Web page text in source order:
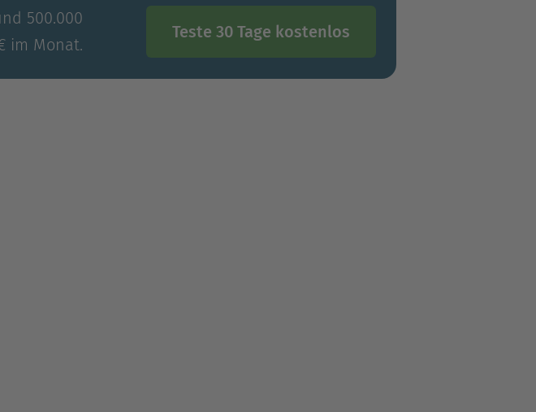
500.000
im Monat.
Teste 30 Tage kostenlos